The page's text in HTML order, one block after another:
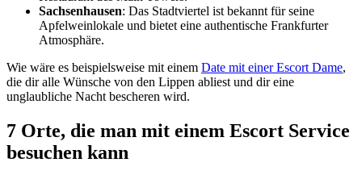
Sachsenhausen: Das Stadtviertel ist bekannt für seine
Apfelweinlokale und bietet eine authentische Frankfurter
Atmosphäre.
Wie wäre es beispielsweise mit einem Date mit einer Escort Dame,
die dir alle Wünsche von den Lippen abliest und dir eine
unglaubliche Nacht bescheren wird.
7 Orte, die man mit einem Escort Service
besuchen kann